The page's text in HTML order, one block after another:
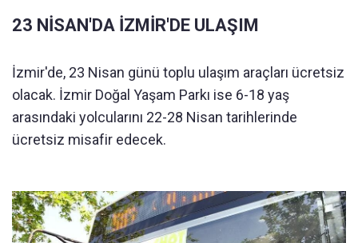
23 NİSAN'DA İZMİR'DE ULAŞIM
İzmir'de, 23 Nisan günü toplu ulaşım araçları ücretsiz
olacak. İzmir Doğal Yaşam Parkı ise 6-18 yaş
arasındaki yolcularını 22-28 Nisan tarihlerinde
ücretsiz misafir edecek.